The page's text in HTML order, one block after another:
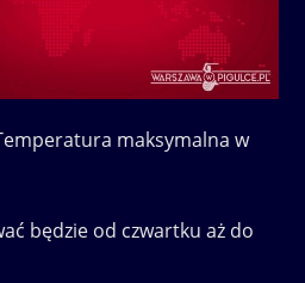
maksymalna w
będzie od czwartku aż do